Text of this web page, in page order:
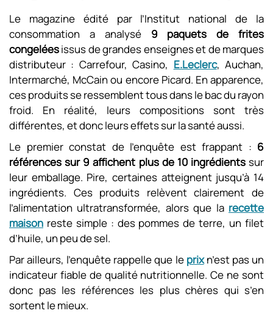
Le magazine édité par l’Institut national de la
consommation a analysé 9 paquets de frites
congeléesissus de grandes enseignes et de marques
distributeur : Carrefour, Casino, E.Leclerc, Auchan,
Intermarché, McCain ou encore Picard. En apparence,
ces produits se ressemblent tous dans le bac du rayon
froid. En réalité, leurs compositions sont très
différentes, et donc leurs effets sur la santé aussi.
Le premier constat de l’enquête est frappant : 6
références sur 9 affichent plus de 10 ingrédientssur
leur emballage. Pire, certaines atteignent jusqu’à 14
ingrédients. Ces produits relèvent clairement de
l’alimentation ultratransformée, alors que la recette
maison reste simple : des pommes de terre, un filet
d’huile, un peu de sel.
Par ailleurs, l’enquête rappelle que le prixn’est pas un
indicateur fiable de qualité nutritionnelle. Ce ne sont
donc pas les références les plus chères qui s’en
sortent le mieux.